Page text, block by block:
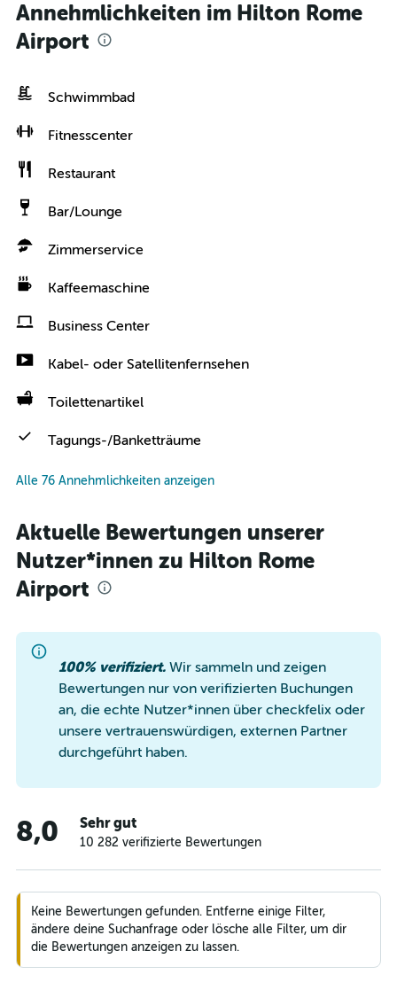
Annehmlichkeiten im Hilton Rome
Airport
Schwimmbad
Fitnesscenter
Restaurant
Bar/Lounge
Zimmerservice
Kaffeemaschine
Business Center
Kabel- oder Satellitenfernsehen
Toilettenartikel
Tagungs-/Banketträume
Alle 76 Annehmlichkeiten anzeigen
Aktuelle Bewertungen unserer
Nutzer*innen zu Hilton Rome
Airport
100% verifiziert. Wir sammeln und zeigen
Bewertungen nur von verifizierten Buchungen
an, die echte Nutzer*innen über checkfelix oder
unsere vertrauenswürdigen, externen Partner
durchgeführt haben.
8,0 Sehr gut
10 282 verifizierte Bewertungen
Keine Bewertungen gefunden. Entferne einige Filter,
ändere deine Suchanfrage oder lösche alle Filter, um dir
die Bewertungen anzeigen zu lassen.